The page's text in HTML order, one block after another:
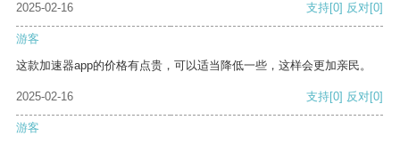
2025-02-16
支持[0] 反对[0]
游客
这款加速器app的价格有点贵，可以适当降低一些，这样会更加亲民。
2025-02-16 支持[0] 反对[0]
游客